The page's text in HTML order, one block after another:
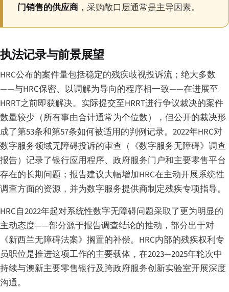
门销售的供应商 ，采购敞口层通常是主导因素。
执法记录与前景展望
HRC公布的案件量包括稳定的残疾歧视投诉流；绝大多数
——与HRC保密、以调解为导向的程序相一致——在进展至
HRRT之前即获解决。实际提交至HRRT进行争议裁决的案件
数量较少（所有事由合计通常为个位数），但公开的裁决形
成了第53条和第57条如何被适用的判例记录。2022年HRC对
数字服务领域无障碍投诉的审查（《数字服务无障碍》调查
报告）记录了银行应用程序、政府服务门户和主要零售平台
存在的长期问题；报告建议大幅增加HRC在主动开展系统性
调查方面的资源，并为数字服务提供商制定残疾专项指导。
HRC自2022年起对系统性数字无障碍问题采取了更为明显的
主动态度——部分源于报告调查结论的推动，部分出于对
《新西兰无障碍法案》搁置的补偿。HRC内部的残疾权利专
员职位是推进这项工作的主要载体，在2023—2025年轮次中
持续与澳新主要零售银行及跨政府服务创新实验室开展深度
沟通。